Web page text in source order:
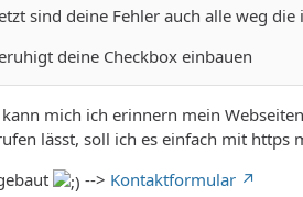
sind deine Fehler auch alle weg
deine Checkbox einbauen
mich ich erinnern mein
lässt, soll ich es einfach mit https
--> Kontaktformular